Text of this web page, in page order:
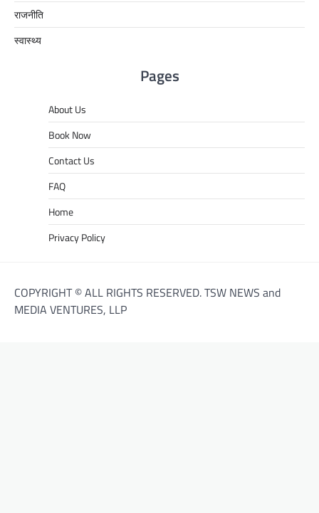
राजनीति
स्वास्थ्य
Pages
About Us
Book Now
Contact Us
FAQ
Home
Privacy Policy
COPYRIGHT © ALL RIGHTS RESERVED. TSW NEWS and
MEDIA VENTURES, LLP